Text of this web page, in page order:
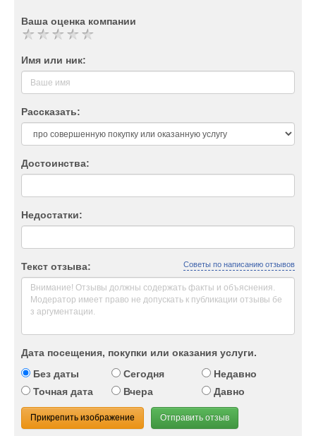
Ваша оценка компании
Имя или ник:
Рассказать:
Достоинства:
Недостатки:
Текст отзыва: Советы по написанию отзывов
Дата посещения, покупки или оказания услуги.
Без даты
Сегодня
Недавно
Точная дата
Вчера Давно
Прикрепить изображение Отправить отзыв